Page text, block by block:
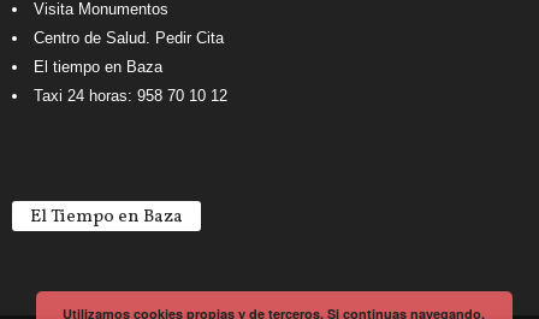
Visita Monumentos
Centro de Salud. Pedir Cita
El tiempo en Baza
Taxi 24 horas: 958 70 10 12
El Tiempo en Baza
Utilizamos cookies propias y de terceros. Si continuas navegando,